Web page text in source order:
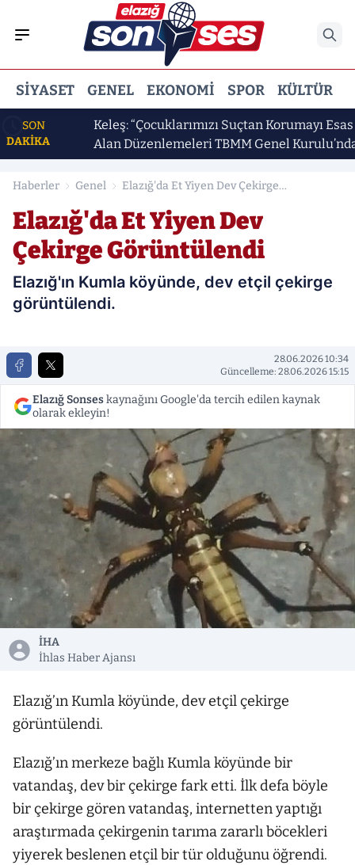
SIYASET GENEL EKONOMI SPOR KÜLTÜR
SON
DAKİKA
Bal
Keleş: “Çocuklarımızı Suçtan Korumayı Esas
Alan Düzenlemeleri TBMM Genel Kurulu’nda
Kabul Ettik”
Haberler Genel
Elazığ'da Et Yiyen Dev Çekirge
Elazığ'da Et Yiyen Dev
Çekirge Görüntülendi
Elazığ'ın Kumla köyünde, dev etçil çekirge
görüntülendi.
28.06.2026 10:34
Güncelleme: 28.06.2026 15:15
Elazığ Sonseskaynağını Google'da tercih edilen kaynak
olarak ekleyin!
İHA
İhlas Haber Ajansı
Elazığ’ın Kumla köyünde, dev etçil çekirge
görüntülendi.
Elazığ’ın merkeze bağlı Kumla köyünde bir
vatandaş, dev bir çekirge fark etti. İlk defa böyle
bir çekirge gören vatandaş, internetten yaptığı
araştırmada çekirgenin tarıma zararlı böcekleri
yiyerek beslenen etçil bir tür olduğunu öğrendi.